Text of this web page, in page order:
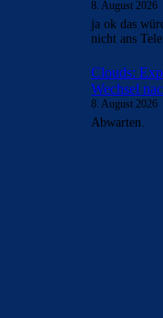
8. August 2026
ja ok das
nicht ans
Clouds:
Wechsel
8. August 2026
Abwarten.